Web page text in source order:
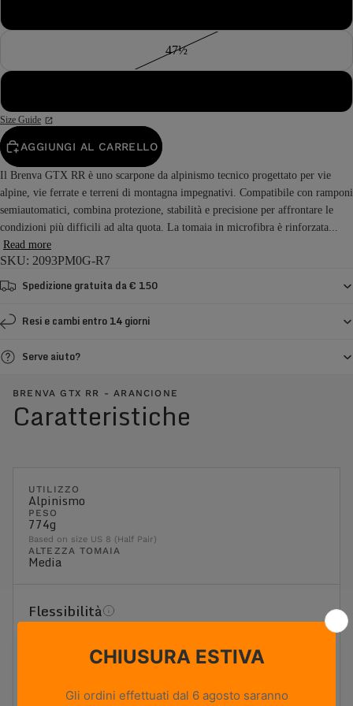
47½
Size Guide
AGGIUNGI AL CARRELLO
Il Brenva GTX RR è uno scarpone da alpinismo tecnico progettato per vie
alpine, vie ferrate e terreni di montagna impegnativi. Compatibile con ramponi
semiautomatici, combina protezione, stabilità e precisione per affrontare le
condizioni più difficili ad alta quota. La tomaia in microfibra è rinforzata...
Read more
SKU: 2093PM0G-R7
Spedizione gratuita da € 150
Resi e cambi entro 14 giorni
Serve aiuto?
BRENVA GTX RR - ARANCIONE
Caratteristiche
UTILIZZO
Alpinismo
PESO
774g
Based on size US 8 (Half Pair)
ALTEZZA TOMAIA
Media
Flessibilità
Offre una piattaforma stabile, un'elevata rigidità torsionale